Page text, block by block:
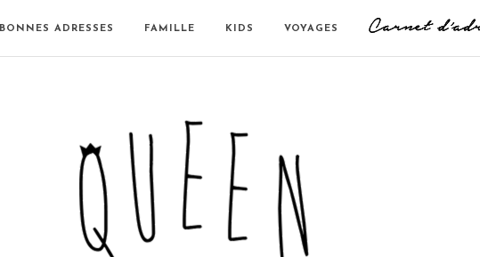
BONNES ADRESSES FAMILLE KIDS VOYAGES